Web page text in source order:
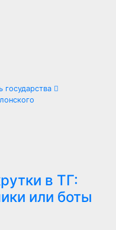
государства
в ТГ:
или боты